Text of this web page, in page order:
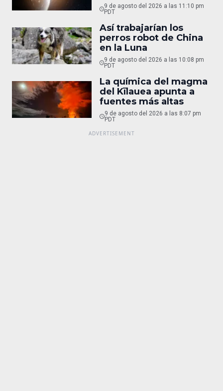
9 de agosto del 2026 a las 11:10 pm
PDT
Así trabajarían los
perros robot de China
en la Luna
9 de agosto del 2026 a las 10:08 pm
PDT
La química del magma
del Kīlauea apunta a
fuentes más altas
9 de agosto del 2026 a las 8:07 pm
PDT